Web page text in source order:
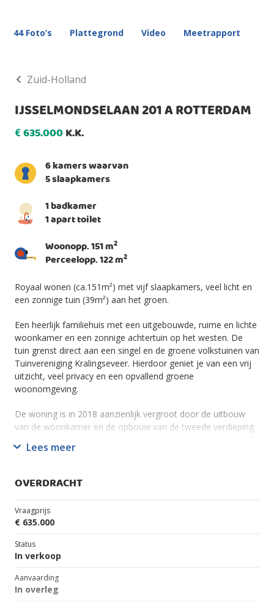
44 Foto’s Plattegrond Video Meetrapport
Zuid-Holland
IJSSELMONDSELAAN 201 A ROTTERDAM
€635.000K.K.
6 kamers waarvan
5 slaapkamers
1 badkamer
1 apart toilet
Woonopp. 151 m2
Perceelopp. 122 m2
Royaal wonen (ca.151m²) met vijf slaapkamers, veel licht en
een zonnige tuin (39m²) aan het groen.
Een heerlijk familiehuis met een uitgebouwde, ruime en lichte
woonkamer en een zonnige achtertuin op het westen. De
tuin grenst direct aan een singel en de groene volkstuinen van
Tuinvereniging Kralingseveer. Hierdoor geniet je van een vrij
uitzicht, veel privacy en een opvallend groene
woonomgeving.
De woning is in 2018 aanzienlijk vergroot door de uitbouw
van de woonkamer en de opbouw van de tweede verdieping.
leefruimte, lichtinval en een praktische indeling.
Ook op het gebied van duurzaamheid is de woning goed
kunststof kozijnen met HR+-beglazing, voorbereidingen voor
zonnepanelen en energielabel A. In combinatie met de
centrale ligging nabij metrostation Capelsebrug, de
uitvalswegen A16 en A20 en diverse voorzieningen, is dit een
ideale gezinswoning op een rustige en groene locatie.
Hoofdkenmerken
• Ruime en lichte woonkamer uitgebouwd in 2018
Lees meer
OVERDRACHT
Vraagprijs
€ 635.000
Status
In verkoop
Aanvaarding
In overleg